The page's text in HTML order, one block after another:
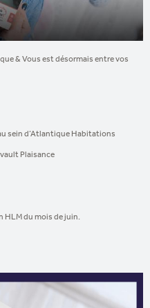
& Vous est désormais entre vos
sein d’Atlantique Habitations
Plaisance
HLM du mois de juin.